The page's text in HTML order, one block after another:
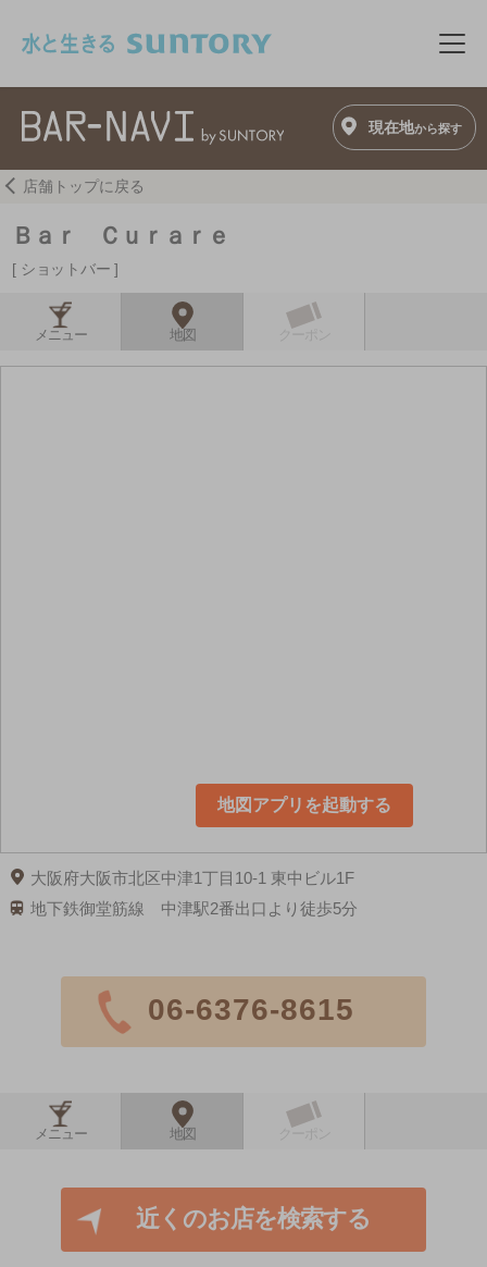
メ
現在地から探す
店舗トップに戻る
Ｂａｒ Ｃｕｒａｒｅ
ショットバー
メニュー 地図
地図アプリを起動する
大阪府大阪市北区中津1丁目10-1 東中ビル1F
地下鉄御堂筋線 中津駅2番出口より徒歩5分
06-6376-8615
メニュー 地図
近くのお店を検索する